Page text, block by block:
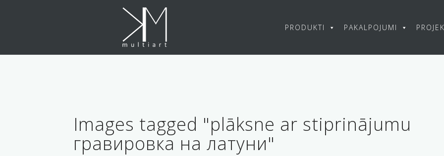
PRODUKTI PAKALPOJUMI
Images tagged "plāksne ar stiprinājumu
гравировка на латуни"